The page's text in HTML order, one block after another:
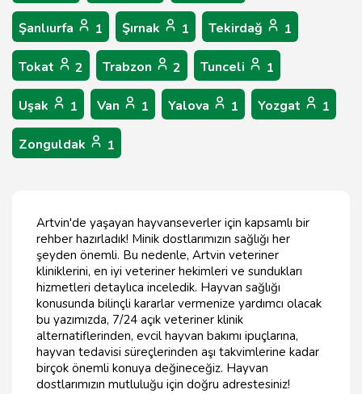
Şanlıurfa 1 Şırnak 1 Tekirdağ 1
Tokat 2 Trabzon 2 Tunceli 1
Uşak 1 Van 1 Yalova 1 Yozgat 1
Zonguldak 1
Artvin'de yaşayan hayvanseverler için kapsamlı bir
rehber hazırladık! Minik dostlarımızın sağlığı her
şeyden önemli. Bu nedenle, Artvin veteriner
kliniklerini, en iyi veteriner hekimleri ve sundukları
hizmetleri detaylıca inceledik. Hayvan sağlığı
konusunda bilinçli kararlar vermenize yardımcı olacak
bu yazımızda, 7/24 açık veteriner klinik
alternatiflerinden, evcil hayvan bakımı ipuçlarına,
hayvan tedavisi süreçlerinden aşı takvimlerine kadar
birçok önemli konuya değineceğiz. Hayvan
dostlarımızın mutluluğu için doğru adrestesiniz!